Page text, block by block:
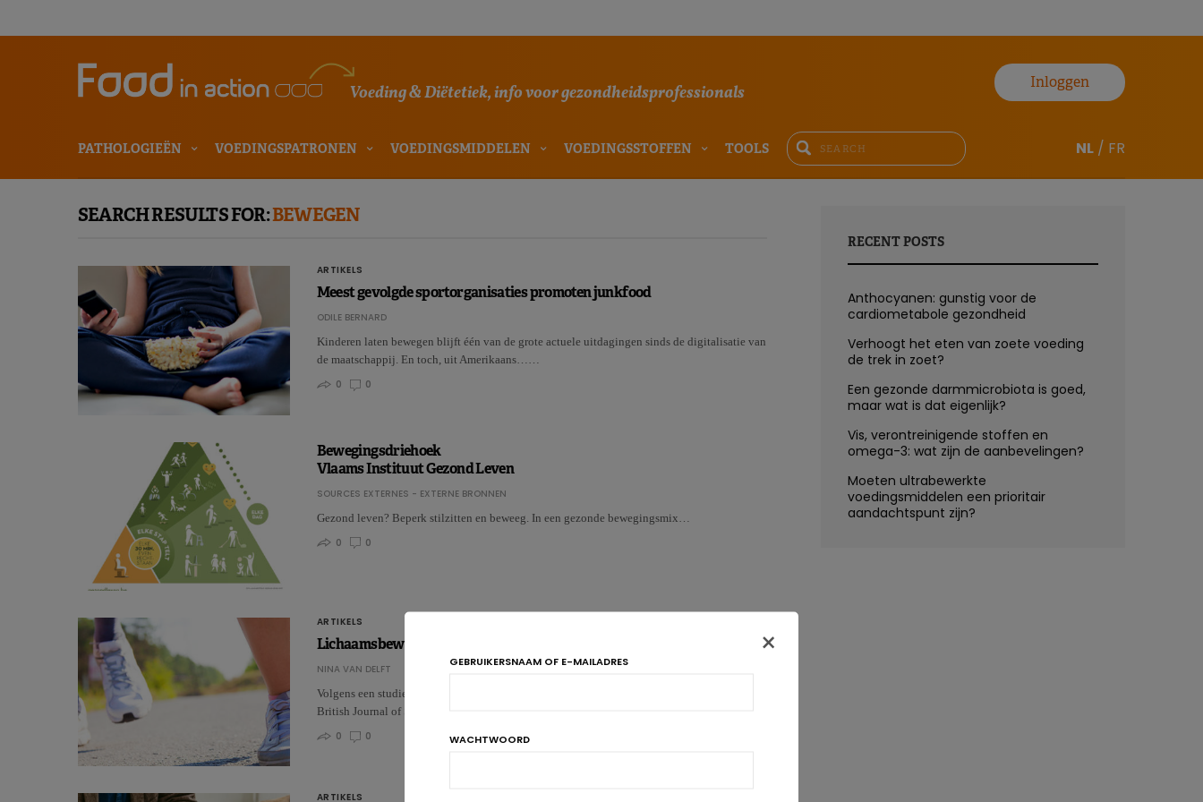
Voeding & Diëtetiek, info voor gezondheidsprofessionals
Inloggen
PATHOLOGIEËN VOEDINGSPATRONEN VOEDINGSMIDDELEN VOEDINGSSTOFFEN TOOLS NL / FR
SEARCH RESULTS FOR:BEWEGEN
ARTIKELS
Meest gevolgde sportorganisaties promoten junkfood
ODILE BERNARD
Kinderen laten bewegen blijft één van de grote actuele uitdagingen sinds de digitalisatie van
de maatschappij. En toch, uit Amerikaans……
0
0
Bewegingsdriehoek
Vlaams Instituut Gezond Leven
SOURCES EXTERNES - EXTERNE BRONNEN
Gezond leven? Beperk stilzitten en beweeg. In een gezonde bewegingsmix…
0
0
ARTIKELS
Lichaamsbeweging zou diabetesrisico verminderen
NINA VAN DELFT
Volgens een studie door de Universiteit van Birmingham, die werd gepubliceerd in het
British Journal of Sports Medicine, ……
0
0
ARTIKELS
RECENT POSTS
Anthocyanen: gunstig voor de
cardiometabole gezondheid
Verhoogt het eten van zoete voeding
de trek in zoet?
Een gezonde darmmicrobiota is goed,
maar wat is dat eigenlijk?
Vis, verontreinigende stoffen en
omega-3: wat zijn de aanbevelingen?
Moeten ultrabewerkte
voedingsmiddelen een prioritair
aandachtspunt zijn?
×
GEBRUIKERSNAAM OF E-MAILADRES
WACHTWOORD